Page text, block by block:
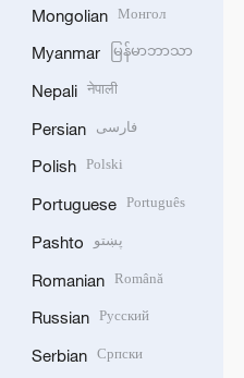
Mongolian Монгол
Myanmar မြန်မာဘာသာ
Nepali नेपाली
Persian فارسی
Polish Polski
Portuguese Português
Pashto پښتو
Romanian Română
Russian Русский
Serbian Српски